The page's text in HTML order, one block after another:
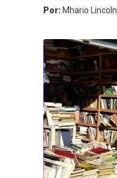
Por: Mhario Lincoln